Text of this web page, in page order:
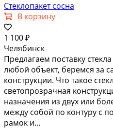
Стеклопакет сосна
В корзину
1 100 ₽
Челябинск
Предлагаем поставку
любой объект, беремся за
конструкции. Что такое
светопрозрачная
назначения из двух или
между собой по контуру с
рамок и...